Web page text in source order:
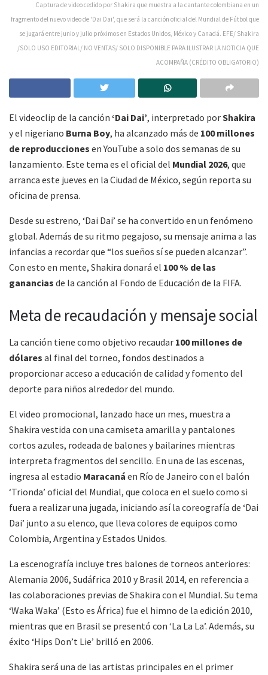
Captura de video cedido por Shakira que muestra a la cantante colombiana en un
fragmento del nuevo video de 'Dai Dai', que será la canción oficial del Mundial de Fútbol que
se jugará entre junio y julio próximos en Estados Unidos, México y Canadá. EFE/ Shakira
/SOLO USO EDITORIAL/ NO VENTAS/ SOLO DISPONIBLE PARA ILUSTRAR LA NOTICIA QUE
ACOMPAÑA (CRÉDITO OBLIGATORIO)
El videoclip de la canción ‘Dai Dai’, interpretado porShakira
y el nigeriano Burna Boy, ha alcanzado más de 100 millones
de reproducciones en YouTube a solo dos semanas de su
lanzamiento. Este tema es el oficial del Mundial 2026, que
arranca este jueves en la Ciudad de México, según reporta su
oficina de prensa.
Desde su estreno, ‘Dai Dai’ se ha convertido en un fenómeno
global. Además de su ritmo pegajoso, su mensaje anima a las
infancias a recordar que “los sueños sí se pueden alcanzar”.
Con esto en mente, Shakira donará el 100 % de las
ganancias de la canción al Fondo de Educación de la FIFA.
Meta de recaudación y mensaje social
La canción tiene como objetivo recaudar 100 millones de
dólares al final del torneo, fondos destinados a
proporcionar acceso a educación de calidad y fomento del
deporte para niños alrededor del mundo.
El video promocional, lanzado hace un mes, muestra a
Shakira vestida con una camiseta amarilla y pantalones
cortos azules, rodeada de balones y bailarines mientras
interpreta fragmentos del sencillo. En una de las escenas,
ingresa al estadio Maracaná en Río de Janeiro con el balón
‘Trionda’ oficial del Mundial, que coloca en el suelo como si
fuera a realizar una jugada, iniciando así la coreografía de ‘Dai
Dai’ junto a su elenco, que lleva colores de equipos como
Colombia, Argentina y Estados Unidos.
La escenografía incluye tres balones de torneos anteriores:
Alemania 2006, Sudáfrica 2010 y Brasil 2014, en referencia a
las colaboraciones previas de Shakira con el Mundial. Su tema
‘Waka Waka’ (Esto es África) fue el himno de la edición 2010,
mientras que en Brasil se presentó con ‘La La La’. Además, su
éxito ‘Hips Don’t Lie’ brilló en 2006.
Shakira será una de las artistas principales en el primer